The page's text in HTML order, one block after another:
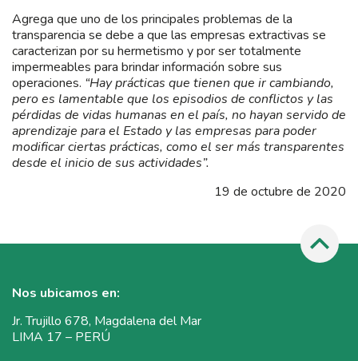
Agrega que uno de los principales problemas de la
transparencia se debe a que las empresas extractivas se
caracterizan por su hermetismo y por ser totalmente
impermeables para brindar información sobre sus
operaciones. “Hay prácticas que tienen que ir cambiando,
pero es lamentable que los episodios de conflictos y las
pérdidas de vidas humanas en el país, no hayan servido de
aprendizaje para el Estado y las empresas para poder
modificar ciertas prácticas, como el ser más transparentes
desde el inicio de sus actividades”.
19 de octubre de 2020
Nos ubicamos en:
Jr. Trujillo 678, Magdalena del Mar
LIMA 17 – PERÚ